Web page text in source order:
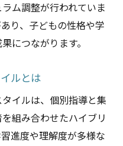
ム調整が行われていま
り、子どもの性格や学
につながります。
ルとは
イルは、個別指導と集
組み合わせたハイブリ
進度や理解度が多様な